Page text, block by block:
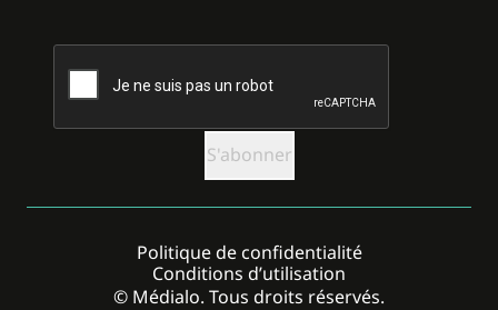
CAPTCHA
© Médialo. Tous droits réservés.
Politique de confidentialité
Conditions d’utilisation